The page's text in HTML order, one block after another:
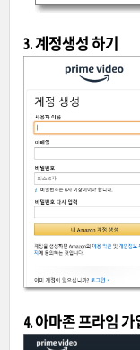
3. 계정생성 하기
4. 아마존 프라임